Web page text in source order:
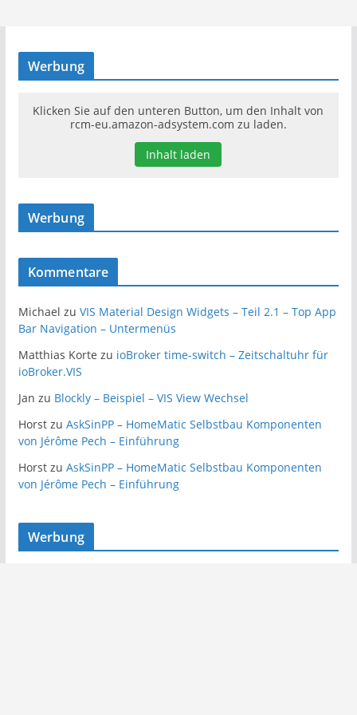
Werbung
Klicken Sie auf den unteren Button, um den Inhalt von
rcm-eu.amazon-adsystem.com zu laden.
Inhalt laden
Werbung
Kommentare
Michael zu VIS Material Design Widgets – Teil 2.1 – Top App
Bar Navigation – Untermenüs
Matthias Korte zu ioBroker time-switch – Zeitschaltuhr für
ioBroker.VIS
Jan zu Blockly – Beispiel – VIS View Wechsel
Horstzu AskSinPP – HomeMatic Selbstbau Komponenten
von Jérôme Pech – Einführung
Horstzu AskSinPP – HomeMatic Selbstbau Komponenten
von Jérôme Pech – Einführung
Werbung